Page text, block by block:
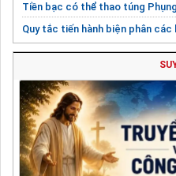
Tiền bạc có thể thao túng
Quy tắc tiến hành biện phân
Chiều kích Tri thức trong Đào